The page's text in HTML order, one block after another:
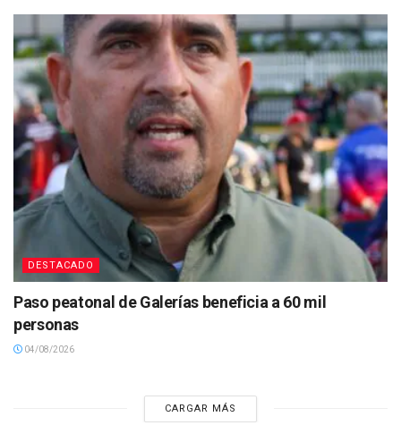
DESTACADO
Paso peatonal de Galerías beneficia a 60 mil
personas
04/08/2026
CARGAR MÁS